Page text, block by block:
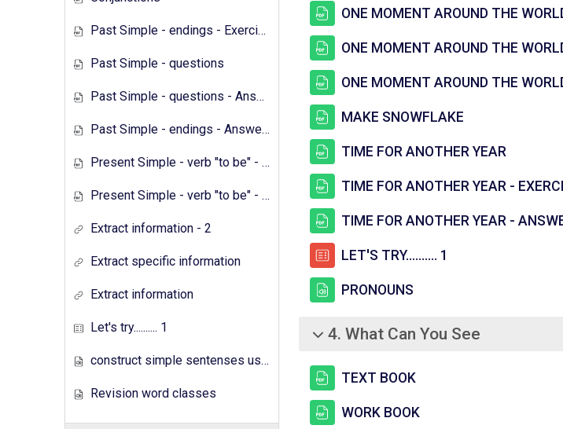
Past Simple - endings - Exercises
Past Simple - questions
Past Simple - questions - Answers
Past Simple - endings - Answers
Present Simple - verb "to be" - Exercises
Present Simple - verb "to be" - Answers
Extract information - 2
Extract specific information
Extract information
Let's try.......... 1
construct simple sentenses using has have
Revision word classes
ONE MOMENT AROUND THE
ONE MOMENT AROUND THE
ONE MOMENT AROUND THE
MAKE SNOWFLAKE
TIME FOR ANOTHER YEAR
TIME FOR ANOTHER YEAR -
TIME FOR ANOTHER YEAR -
LET'S TRY.......... 1
PRONOUNS
சுருக்கு
4. What Can You See
TEXT BOOK
WORK BOOK